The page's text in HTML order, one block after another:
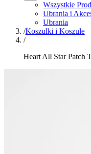
Wszystkie
Ubrania i
Ubrania
/Koszulki i Koszule
/
Heart All Star Patch